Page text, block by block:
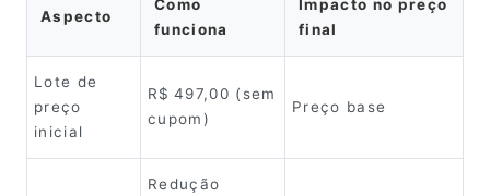
Aspecto
Como
funciona
Impacto no preço
final
Lote de
preço
inicial
R$ 497,00 (sem
cupom)
Preço base
Redução